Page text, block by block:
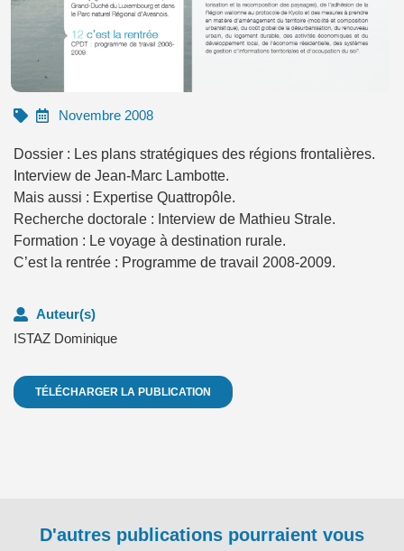
Novembre 2008
Dossier : Les plans stratégiques des régions frontalières.
Interview de Jean-Marc Lambotte.
Mais aussi : Expertise Quattropôle.
Recherche doctorale : Interview de Mathieu Strale.
Formation : Le voyage à destination rurale.
C’est la rentrée : Programme de travail 2008-2009.
Auteur(s)
ISTAZ Dominique
TÉLÉCHARGER LA PUBLICATION
D'autres publications pourraient vous